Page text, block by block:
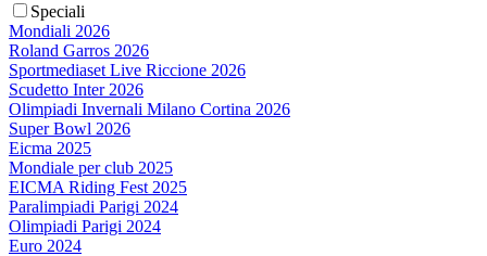
Speciali
Mondiali 2026
Roland Garros 2026
Sportmediaset Live Riccione 2026
Scudetto Inter 2026
Olimpiadi Invernali Milano Cortina 2026
Super Bowl 2026
Eicma 2025
Mondiale per club 2025
EICMA Riding Fest 2025
Paralimpiadi Parigi 2024
Olimpiadi Parigi 2024
Euro 2024